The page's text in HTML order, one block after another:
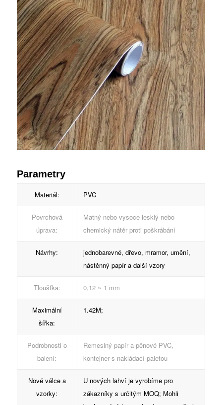
Parametry
Materiál: PVC
Povrchová
úprava:
Matný nebo vysoce lesklý nebo
chemický nátěr proti poškrábání
Návrhy:
jednobarevné, dřevo, mramor, umění,
nástěnný papír a další vzory
Tloušťka: 0,12 ~ 1 mm
Maximální
šířka:
1.42M;
Podrobnosti o
balení:
Řemeslný papír a pěnové PVC,
kontejner s nakládací paletou
Nové válce a
vzorky:
U nových lahví je vyrobíme pro
zákazníky s určitým MOQ; Mohli